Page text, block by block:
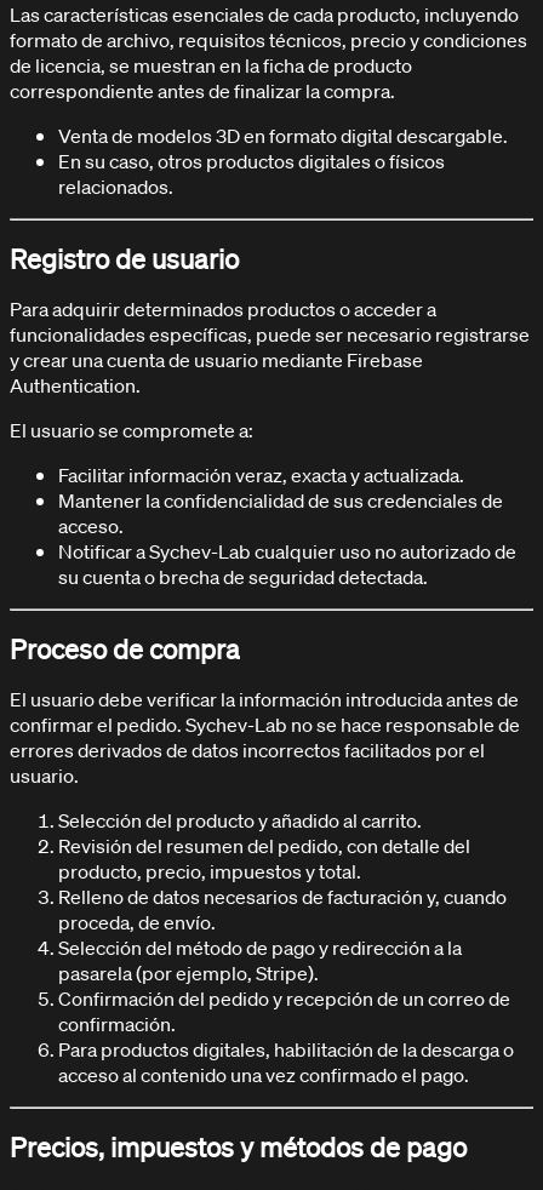
Preguntas frecuentes
Centro de Ayuda
Soporte y asistencia
Las características esenciales de cada producto, incluyendo
formato de archivo, requisitos técnicos, precio y condiciones
de licencia, se muestran en la ficha de producto
correspondiente antes de finalizar la compra.
Venta de modelos 3D en formato digital descargable.
En su caso, otros productos digitales o físicos
relacionados.
Registro de usuario
Para adquirir determinados productos o acceder a
funcionalidades específicas, puede ser necesario registrarse
y crear una cuenta de usuario mediante Firebase
Authentication.
El usuario se compromete a:
Facilitar información veraz, exacta y actualizada.
Mantener la confidencialidad de sus credenciales de
acceso.
Notificar a Sychev-Lab cualquier uso no autorizado de
su cuenta o brecha de seguridad detectada.
Proceso de compra
El usuario debe verificar la información introducida antes de
confirmar el pedido. Sychev-Lab no se hace responsable de
errores derivados de datos incorrectos facilitados por el
usuario.
Selección del producto y añadido al carrito.
Revisión del resumen del pedido, con detalle del
producto, precio, impuestos y total.
Relleno de datos necesarios de facturación y, cuando
proceda, de envío.
Selección del método de pago y redirección a la
pasarela (por ejemplo, Stripe).
Confirmación del pedido y recepción de un correo de
confirmación.
Para productos digitales, habilitación de la descarga o
acceso al contenido una vez confirmado el pago.
Precios, impuestos y métodos de pago